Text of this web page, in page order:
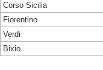
Corso Sicilia
Fiorentino
Verdi
Bixio